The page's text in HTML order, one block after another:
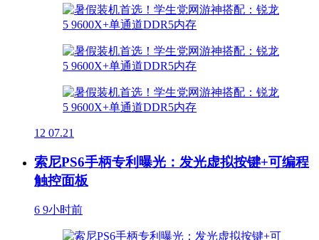
12 07.21
索尼PS6手柄专利曝光：发光虚拟按键+可编程
触控面板
6 9小时前